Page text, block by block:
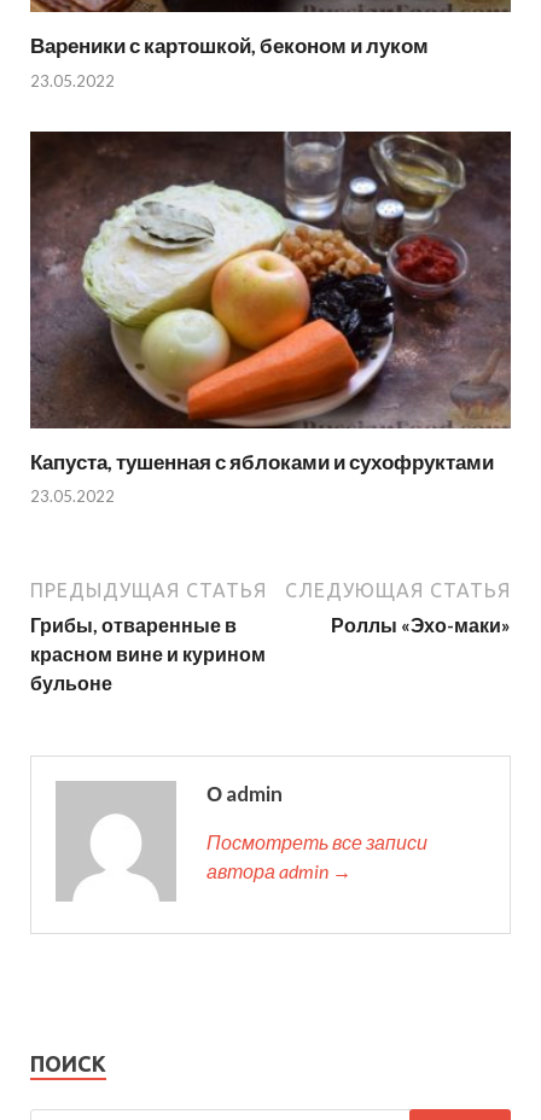
Вареники с картошкой, беконом и луком
23.05.2022
Капуста, тушенная с яблоками и сухофруктами
23.05.2022
ПРЕДЫДУЩАЯ СТАТЬЯ
Грибы, отваренные в
красном вине и курином
бульоне
СЛЕДУЮЩАЯ СТАТЬЯ
Роллы «Эхо-маки»
О admin
Посмотреть все записи
автора admin →
ПОИСК